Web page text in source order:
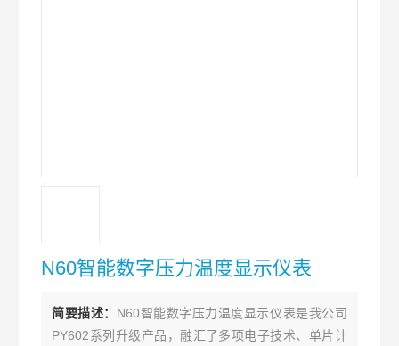
N60智能数字压力温度显示仪表
简要描述： N60智能数字压力温度显示仪表是我公司
PY602系列升级产品，融汇了多项电子技术、单片计